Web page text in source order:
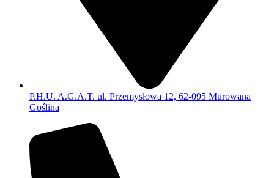
P.H.U. A.G.A.T. ul. Przemysłowa 12, 62-095 Murowana
Goślina